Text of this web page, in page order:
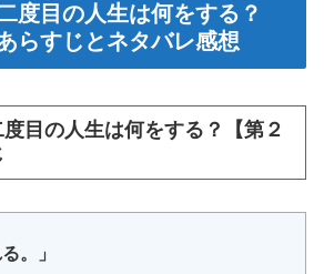
度目の人生は何をする？
らすじとネタバレ感想
目の人生は何をする？【第２
。」